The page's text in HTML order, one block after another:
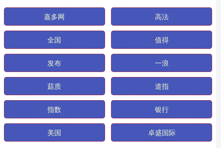
嘉多网 高法
全国 值得
发布 一浪
菇质 道指
指数 银行
美国 卓盛国际